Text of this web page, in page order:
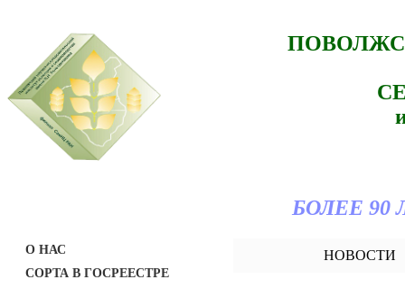
БОЛЕЕ
О НАС
СОРТА В ГОСРЕЕСТРЕ
НОВОСТИ